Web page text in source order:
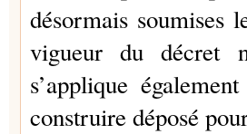
désormais soumises
vigueur du décret
s’applique
construire déposé